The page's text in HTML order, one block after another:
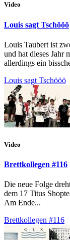
Video
Louis sagt Tschööö
Louis Taubert ist
und hat dieses Jahr
allerdings ein
Louis sagt Tschööö
Video
Brettkollegen #116
Die neue Folge
dem 17 Titus
Am Ende...
Brettkollegen #116